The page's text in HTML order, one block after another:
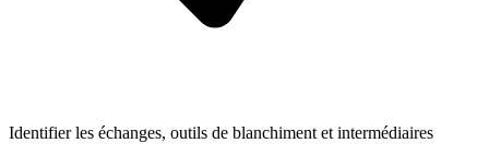
Identifier les échanges, outils de blanchiment et intermédiaires